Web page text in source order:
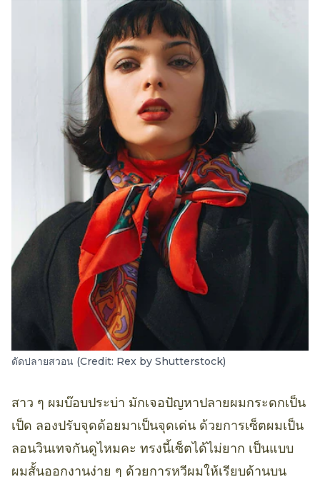
ดัดปลายสวอน (Credit: Rex by Shutterstock)
สาว ๆ ผมบ๊อบประบ่า มักเจอปัญหาปลายผมกระดกเป็น
เป็ด ลองปรับจุดด้อยมาเป็นจุดเด่น ด้วยการเซ็ตผมเป็น
ลอนวินเทจกันดูไหมคะ ทรงนี้เซ็ตได้ไม่ยาก เป็นแบบ
ผมสั้นออกงานง่าย ๆ ด้วยการหวีผมให้เรียบด้านบน